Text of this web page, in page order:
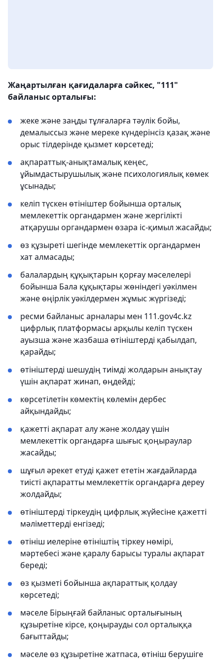
Жаңартылған қағидаларға сәйкес, "111"
байланыс орталығы:
жеке және заңды тұлғаларға тәулік бойы,
демалыссыз және мереке күндерінсіз қазақ және
орыс тілдерінде қызмет көрсетеді;
ақпараттық-анықтамалық кеңес,
ұйымдастырушылық және психологиялық көмек
ұсынады;
келіп түскен өтініштер бойынша орталық
мемлекеттік органдармен және жергілікті
атқарушы органдармен өзара іс-қимыл жасайды;
өз құзыреті шегінде мемлекеттік органдармен
хат алмасады;
балалардың құқықтарын қорғау мәселелері
бойынша Бала құқықтары жөніндегі уәкілмен
және өңірлік уәкілдермен жұмыс жүргізеді;
ресми байланыс арналары мен 111.gov4c.kz
цифрлық платформасы арқылы келіп түскен
ауызша және жазбаша өтініштерді қабылдап,
қарайды;
өтініштерді шешудің тиімді жолдарын анықтау
үшін ақпарат жинап, өңдейді;
көрсетілетін көмектің көлемін дербес
айқындайды;
қажетті ақпарат алу және жолдау үшін
мемлекеттік органдарға шығыс қоңыраулар
жасайды;
шұғыл әрекет етуді қажет ететін жағдайларда
тиісті ақпаратты мемлекеттік органдарға дереу
жолдайды;
өтініштерді тіркеудің цифрлық жүйесіне қажетті
мәліметтерді енгізеді;
өтініш иелеріне өтініштің тіркеу нөмірі,
мәртебесі және қаралу барысы туралы ақпарат
береді;
өз қызметі бойынша ақпараттық қолдау
көрсетеді;
мәселе Бірыңғай байланыс орталығының
құзыретіне кірсе, қоңырауды сол орталыққа
бағыттайды;
мәселе өз құзыретіне жатпаса, өтініш берушіге